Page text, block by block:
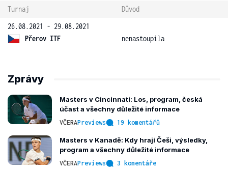
Turnaj
Důvod
26.08.2021 - 29.08.2021
Přerov ITF
nenastoupila
Zprávy
Masters v Cincinnati: Los, program, česká
účast a všechny důležité informace
VČERAPreviews 19 komentářů
Masters v Kanadě: Kdy hrají Češi, výsledky,
program a všechny důležité informace
VČERAPreviews 3 komentáře